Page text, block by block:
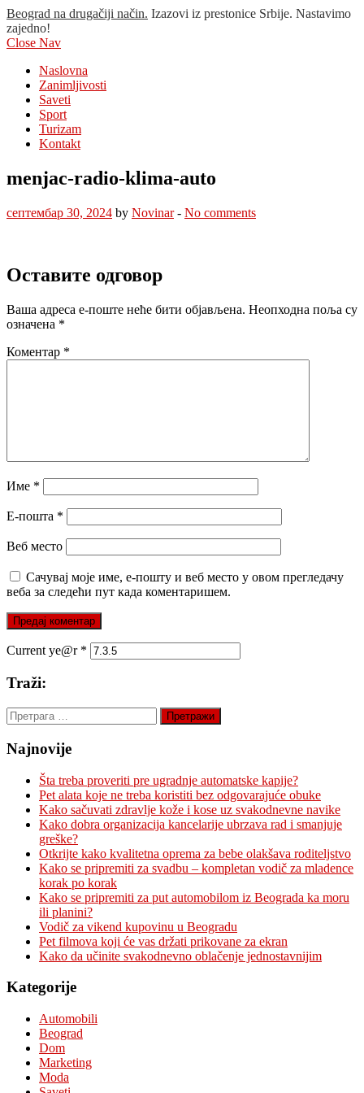
Beograd na drugačiji način. Izazovi iz prestonice Srbije. Nastavimo
zajedno!
Close Nav
Naslovna
Zanimljivosti
Saveti
Sport
Turizam
Kontakt
menjac-radio-klima-auto
септембар 30, 2024 by Novinar- No comments
Оставите одговор
Ваша адреса е-поште неће бити објављена. Неопходна поља су
означена *
Коментар *
Име *
Е-пошта *
Веб место
Сачувај моје име, е-пошту и веб место у овом прегледачу
веба за следећи пут када коментаришем.
Current ye@r *
Traži:
Претрага
за:
Najnovije
Šta treba proveriti pre ugradnje automatske kapije?
Pet alata koje ne treba koristiti bez odgovarajuće obuke
Kako sačuvati zdravlje kože i kose uz svakodnevne navike
Kako dobra organizacija kancelarije ubrzava rad i smanjuje
greške?
Otkrijte kako kvalitetna oprema za bebe olakšava roditeljstvo
Kako se pripremiti za svadbu – kompletan vodič za mladence
korak po korak
Kako se pripremiti za put automobilom iz Beograda ka moru
ili planini?
Vodič za vikend kupovinu u Beogradu
Pet filmova koji će vas držati prikovane za ekran
Kako da učinite svakodnevno oblačenje jednostavnijim
Kategorije
Automobili
Beograd
Dom
Marketing
Moda